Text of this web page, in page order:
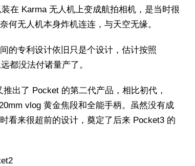
在 Karma 无人机上变成航拍相机，是当时很
何无人机本身炸机连连，与天空无缘。
的专利设计依旧只是个设计，估计按照
都没法付诸量产了。
出了 Pocket 的第二代产品，相比初代，
vlog 黄金焦段和全能手柄。虽然没有成
看来很超前的设计，奠定了后来 Pocket3 的